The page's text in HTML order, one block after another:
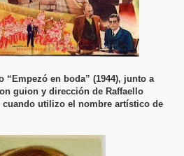
“Empezó en boda” (1944), junto a
guion y dirección de Raffaello
cuando utilizo el nombre artístico de